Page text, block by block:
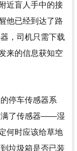
近盲人手中的接
他已经到达了路
，司机只需下载
来的信息获知空
停车传感器系
满了传感器——湿
何时应该给草地
垃圾箱是否已装